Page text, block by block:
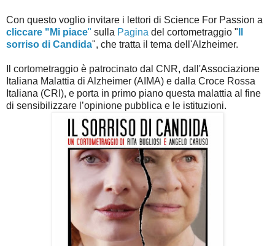
Con questo voglio invitare i lettori di Science For Passion a
cliccare "Mi piace" sulla Pagina del cortometraggio "
sorriso di Candida", che tratta il tema dell'Alzheimer.
Il cortometraggio è patrocinato dal CNR, dall'Associazione
Italiana Malattia di Alzheimer (AIMA) e dalla Croce Rossa
Italiana (CRI), e porta in primo piano questa malattia al fine
di sensibilizzare l’opinione pubblica e le istituzioni.